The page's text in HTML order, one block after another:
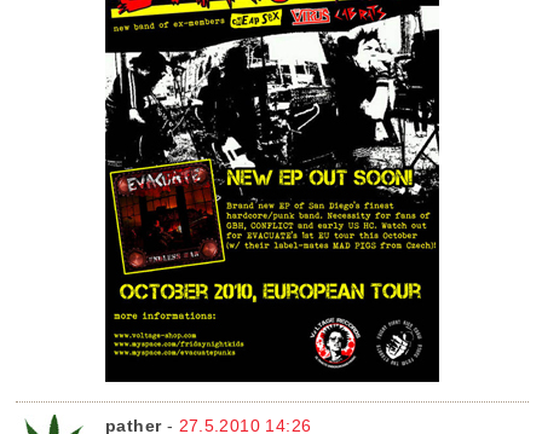
pather- 27.5.2010 14:26